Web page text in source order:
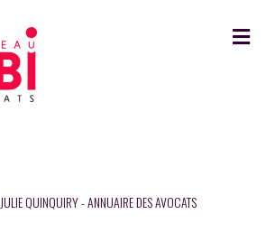
JULIE QUINQUIRY - ANNUAIRE DES AVOCATS